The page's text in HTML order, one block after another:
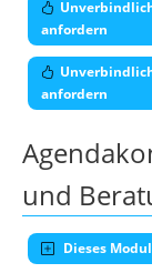
anfordern
anfordern
und
Dieses